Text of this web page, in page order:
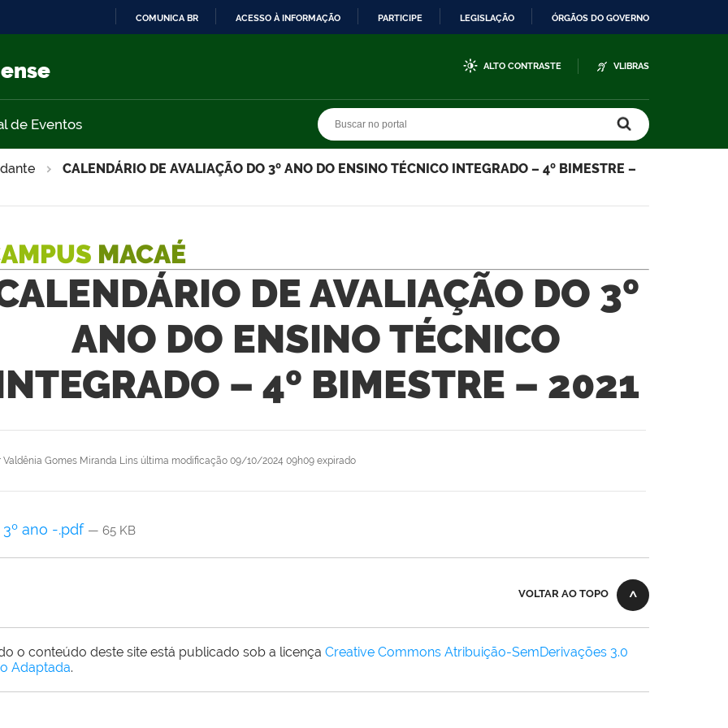
COMUNICA BR ACESSO À INFORMAÇÃO PARTICIPE LEGISLAÇÃO ÓRGÃOS DO GOVERNO
ALTO CONTRASTE VLIBRAS
de Eventos
CALENDÁRIO DE AVALIAÇÃO DO 3º ANO DO ENSINO TÉCNICO INTEGRADO – 4º BIMESTRE –
MACAÉ
DE AVALIAÇÃO DO 3º
ANO DO ENSINO TÉCNICO
– 4º BIMESTRE – 2021
Valdênia Gomes Miranda Lins última modificação 09/10/2024 09h09 expirado
3º ano -.pdf — 65 KB
VOLTAR AO TOPO
o conteúdo deste site está publicado sob a licença Creative Commons Atribuição-SemDerivações 3.0
Adaptada.